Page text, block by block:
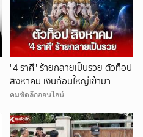
"4 ราศี" ร้ายกลายเป็นรวย ตัวท็อป
สิงหาคม เงินก้อนใหญ่เข้ามา
คมชัดลึกออนไลน์